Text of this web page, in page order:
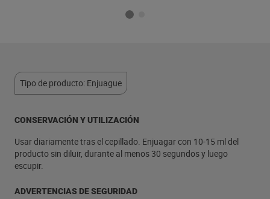
Tipo de producto: Enjuague
CONSERVACIÓN Y UTILIZACIÓN
Usar diariamente tras el cepillado. Enjuagar con 10-15 ml del
producto sin diluir, durante al menos 30 segundos y luego
escupir.
ADVERTENCIAS DE SEGURIDAD